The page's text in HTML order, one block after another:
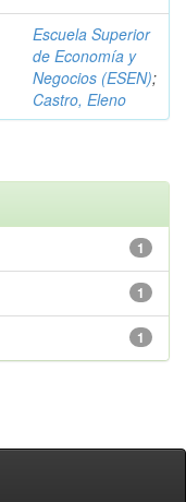
Escuela Superior
de Economía y
Negocios (ESEN);
Castro, Eleno
1
1
1